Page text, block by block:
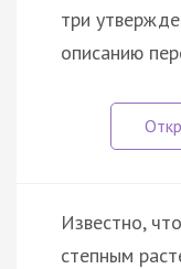
три
описанию
Известно,
степным